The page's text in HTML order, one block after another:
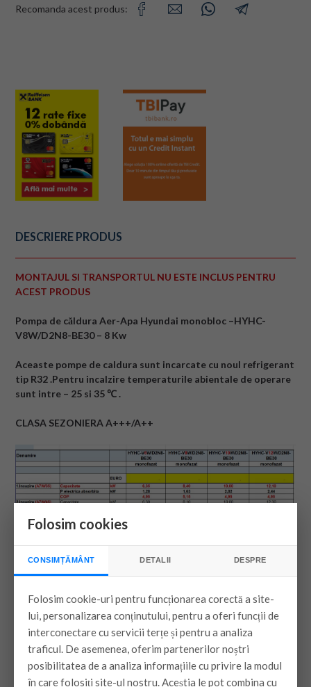
Recomanda acest produs:
DESCRIERE PRODUS
MONTAJUL SI TRANSPORTUL NU ESTE INCLUS PENTRU
ACEST PRODUS
Pompa de căldura Aer-Apa Hyundai monobloc –HYHC-
V8W/D2N8-BE30 – 8 Kw
Aceaste pompe de caldura sunt incarcate cu noul refrigerant
tip R32 .Pentru incalzire temperaturile abientale de operare
sunt intre – 25 si 35 ℃ .
CLASA SEZONIERA A+++/A++
Folosim cookies
CONSIMȚĂMÂNT DETALII DESPRE
Folosim cookie-uri pentru funcționarea corectă a site-
lui, personalizarea conținutului, pentru a oferi funcții de
interconectare cu servicii terțe și pentru a analiza
traficul. De asemenea, oferim partenerilor noștri
posibilitatea de a analiza informațiile cu privire la modul
în care folosiți site-ul nostru. Aceștia le pot combina cu